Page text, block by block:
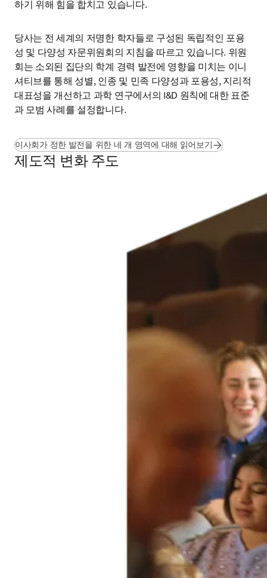
하기 위해 힘을 합치고 있습니다.
당사는 전 세계의 저명한 학자들로 구성된 독립적인 포용
성 및 다양성 자문위원회의 지침을 따르고 있습니다. 위원
회는 소외된 집단의 학계 경력 발전에 영향을 미치는 이니
셔티브를 통해 성별, 인종 및 민족 다양성과 포용성, 지리적
대표성을 개선하고 과학 연구에서의 I&D 원칙에 대한 표준
과 모범 사례를 설정합니다.
이사회가 정한 발전을 위한 네 개 영역에 대해 읽어보기
제도적 변화 주도